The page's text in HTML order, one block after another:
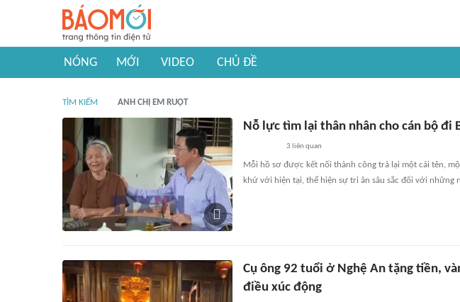
NÓNG MỚI VIDEO CHỦ ĐỀ
TÌM KIẾM ANH CHỊ EM RUỘT
Nỗ lực tìm lại thân nhân cho cán bộ đi
3 liên quan
Mỗi hồ sơ được kết nối thành công trả lại một cái tên,
khứ với hiện tại, thể hiện sự tri ân sâu sắc đối với những
Cụ ông 92 tuổi ở Nghệ An tặng tiền,
điều xúc động